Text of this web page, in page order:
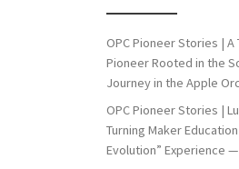
OPC Pioneer Stories | A
Pioneer Rooted in the
Journey in the Apple
OPC Pioneer Stories |
Turning Maker
Evolution” Experience